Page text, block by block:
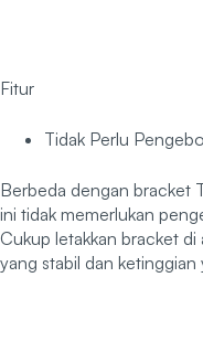
Fitur
Tidak Perlu
Berbeda dengan bracket
ini tidak memerlukan
Cukup letakkan bracket
yang stabil dan